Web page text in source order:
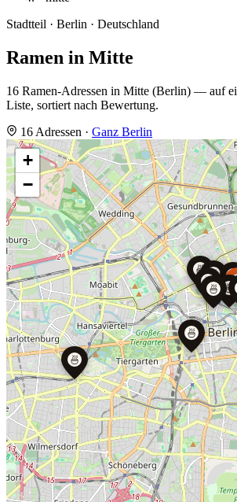
Stadtteil · Berlin · Deutschland
Ramen in Mitte
16 Ramen-Adressen in Mitte (Berlin) — auf
Liste, sortiert nach Bewertung.
16 Adressen · Ganz Berlin
🍜 🍜
🍜
🍜
🍜
🍜
🍜
+
−